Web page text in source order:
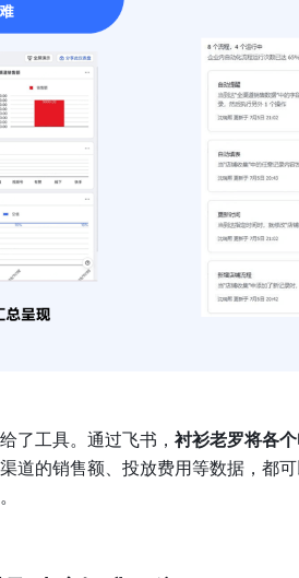
了工具。通过飞书， 衬衫老罗将各
道的销售额、投放费用等数据，都